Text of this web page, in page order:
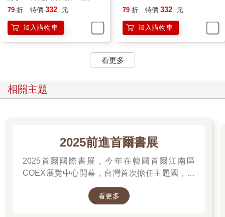
＋雨漸耳金屬書籤)
79 折 特價 332 元
加入購物車
79 折 特價 332 元
加入購物車
看更多
相關主題
2025前進首爾書展
2025首爾國際書展，今年在韓國首爾江南區
COEX展覽中心開幕，台灣首次擔任主題國，有
他們的作品，並共享參展喜悅。
看更多